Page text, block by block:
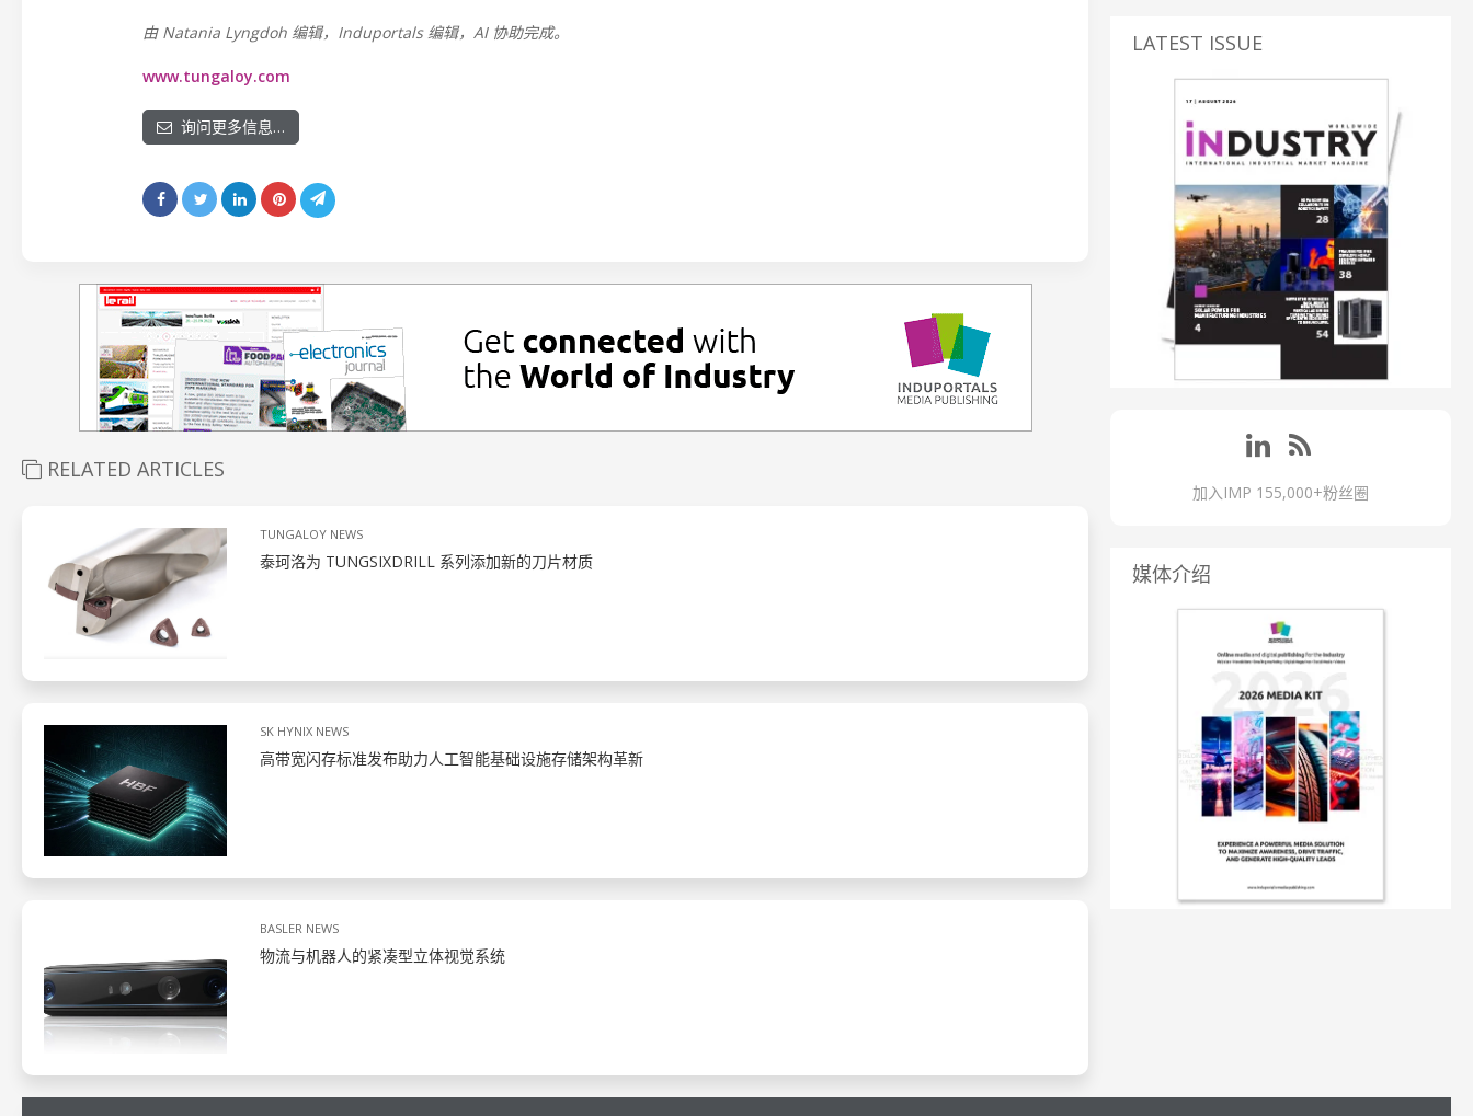
由 Natania Lyngdoh 编辑，Induportals 编辑，AI 协助完成。
www.tungaloy.com
询问更多信息…
RELATED ARTICLES
TUNGALOY NEWS
泰珂洛为 TUNGSIXDRILL 系列添加新的刀片材质
SK HYNIX NEWS
高带宽闪存标准发布助力人工智能基础设施存储架构革新
BASLER NEWS
物流与机器人的紧凑型立体视觉系统
LATEST ISSUE
加入IMP 155,000+粉丝圈
媒体介绍